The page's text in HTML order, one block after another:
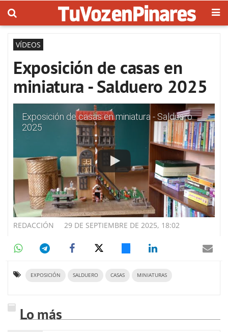
VÍDEOS
Exposición de casas en
miniatura - Salduero 2025
Exposición de casas en miniatura - Salduero
2025
29 DE SEPTIEMBRE DE 2025, 18:02
REDACCIÓN
EXPOSICIÓN SALDUERO CASAS MINIATURAS
Lo más